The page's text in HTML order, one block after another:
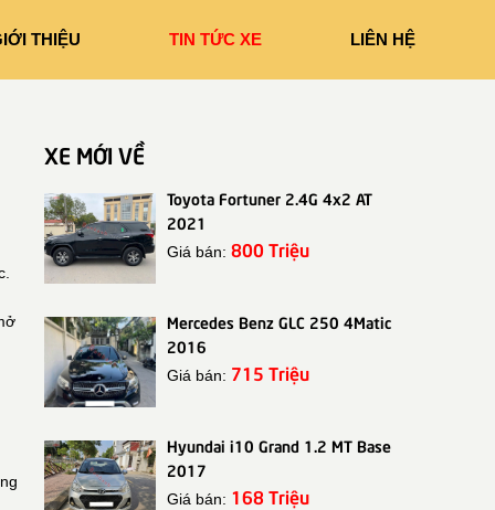
THIỆU TIN TỨC XE LIÊN HỆ
XE MỚI VỀ
Toyota Fortuner 2.4G 4x2 AT
2021
Giá bán: 800 Triệu
Mercedes Benz GLC 250 4Matic
2016
Giá bán: 715 Triệu
Hyundai i10 Grand 1.2 MT Base
2017
Giá bán: 168 Triệu